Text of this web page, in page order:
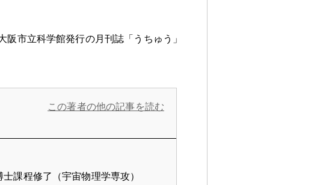
阪市立科学館発行の月刊誌「うちゅう」
この著者の他の記事を読む
課程修了（宇宙物理学専攻）